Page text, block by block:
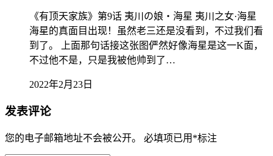
《有顶天家族》第9话 夷川の娘・海星 夷川之女·海星
海星的真面目出现！虽然老三还是没看到，不过我们看
到了。 上面那句话接这张图俨然好像海星是这一K面，
不过他不是，只是我被他帅到了…
2022年2月23日
发表评论
您的电子邮箱地址不会被公开。 必填项已用 *标注